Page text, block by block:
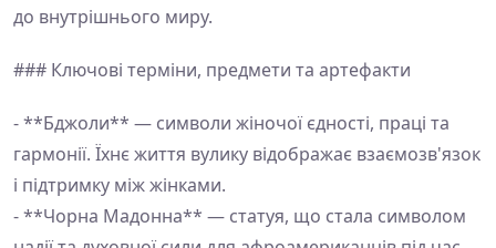
до внутрішнього миру.
### Ключові терміни, предмети та артефакти
- **Бджоли** — символи жіночої єдності, праці та
гармонії. Їхнє життя вулику відображає взаємозв'язок
і підтримку між жінками.
- **Чорна Мадонна** — статуя, що стала символом